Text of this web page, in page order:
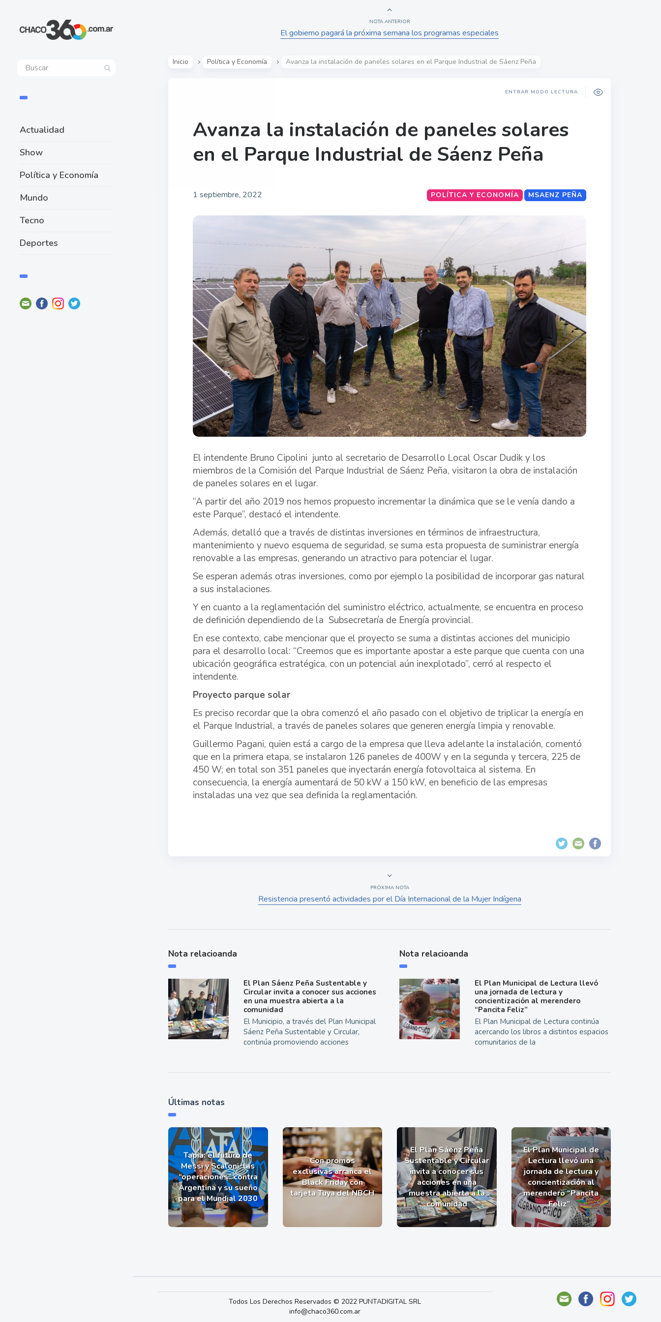
Actualidad
Show
Política y Economía
Mundo
Tecno
Deportes
NOTA ANTERIOR
El gobierno pagará la próxima semana los programas especiales
Inicio Política y Economía Avanza la instalación de paneles solares en el Parque Industrial de Sáenz Peña
ENTRAR MODO LECTURA
Avanza la instalación de paneles solares
en el Parque Industrial de Sáenz Peña
1 septiembre, 2022 MSAENZ PEÑA
POLÍTICA Y ECONOMÍA
El intendente Bruno Cipolini junto al secretario de Desarrollo Local Oscar Dudik y los
miembros de la Comisión del Parque Industrial de Sáenz Peña, visitaron la obra de instalación
de paneles solares en el lugar.
“A partir del año 2019 nos hemos propuesto incrementar la dinámica que se le venía dando a
este Parque”, destacó el intendente.
Además, detalló que a través de distintas inversiones en términos de infraestructura,
mantenimiento y nuevo esquema de seguridad, se suma esta propuesta de suministrar energía
renovable a las empresas, generando un atractivo para potenciar el lugar.
Se esperan además otras inversiones, como por ejemplo la posibilidad de incorporar gas natural
a sus instalaciones.
Y en cuanto a la reglamentación del suministro eléctrico, actualmente, se encuentra en proceso
de definición dependiendo de la Subsecretaría de Energía provincial.
En ese contexto, cabe mencionar que el proyecto se suma a distintas acciones del municipio
para el desarrollo local: “Creemos que es importante apostar a este parque que cuenta con una
ubicación geográfica estratégica, con un potencial aún inexplotado”, cerró al respecto el
intendente.
Proyecto parque solar
Es preciso recordar que la obra comenzó el año pasado con el objetivo de triplicar la energía en
el Parque Industrial, a través de paneles solares que generen energía limpia y renovable.
Guillermo Pagani, quien está a cargo de la empresa que lleva adelante la instalación, comentó
que en la primera etapa, se instalaron 126 paneles de 400W y en la segunda y tercera, 225 de
450 W; en total son 351 paneles que inyectarán energía fotovoltaica al sistema. En
consecuencia, la energía aumentará de 50 kW a 150 kW, en beneficio de las empresas
instaladas una vez que sea definida la reglamentación.
PRÓXIMA NOTA
Resistencia presentó actividades por el Día Internacional de la Mujer Indígena
Nota relacioanda
El Plan Sáenz Peña Sustentable y
Circular invita a conocer sus acciones
en una muestra abierta a la
comunidad
El Municipio, a través del Plan Municipal
Sáenz Peña Sustentable y Circular,
continúa promoviendo acciones
Nota relacioanda
El Plan Municipal de Lectura llevó
una jornada de lectura y
concientización al merendero
“Pancita Feliz”
El Plan Municipal de Lectura continúa
acercando los libros a distintos espacios
comunitarios de la
Últimas notas
Tapia: el futuro de
Messi y Scaloni, las
“operaciones” contra
Argentina y su sueño
para el Mundial 2030
Con promos
exclusivas arranca el
Black Friday con
tarjeta Tuya del NBCH
El Plan Sáenz Peña
Sustentable y Circular
invita a conocer sus
acciones en una
muestra abierta a la
comunidad
El Plan Municipal de
Lectura llevó una
jornada de lectura y
concientización al
merendero “Pancita
Feliz”
Todos Los Derechos Reservados © 2022 PUNTADIGITAL SRL
info@chaco360.com.ar